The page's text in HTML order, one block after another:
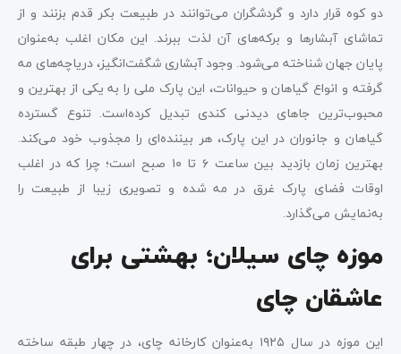
دو کوه قرار دارد و گردشگران می‌توانند در طبیعت بکر قدم بزنند و از
تماشای آبشارها و برکه‌های آن لذت ببرند. این مکان اغلب به‌عنوان
پایان جهان شناخته می‌شود. وجود آبشاری شگفت‌انگیز، دریاچه‌های مه
گرفته و انواع گیاهان و حیوانات، این پارک ملی را به یکی از بهترین و
محبوب‌ترین جاهای دیدنی کندی تبدیل کرده‌است. تنوع گسترده
گیاهان و جانوران در این پارک، هر بیننده‌ای را مجذوب خود می‌کند.
بهترین زمان بازدید بین ساعت ۶ تا ۱۰ صبح است؛ چرا که در اغلب
اوقات فضای پارک غرق در مه شده و تصویری زیبا از طبیعت را
به‌نمایش می‌گذارد.
موزه چای سیلان؛ بهشتی برای
عاشقان چای
این موزه در سال ۱۹۲۵ به‌عنوان کارخانه چای، در چهار طبقه ساخته